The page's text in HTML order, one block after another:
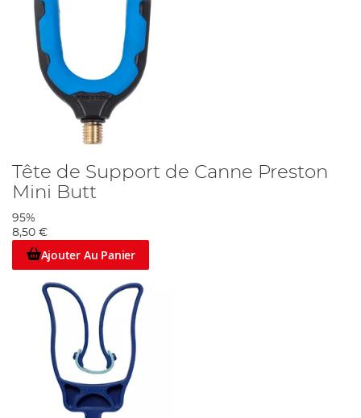
Tête de Support de Canne Preston
Mini Butt
95%
8,50 €
Ajouter Au Panier